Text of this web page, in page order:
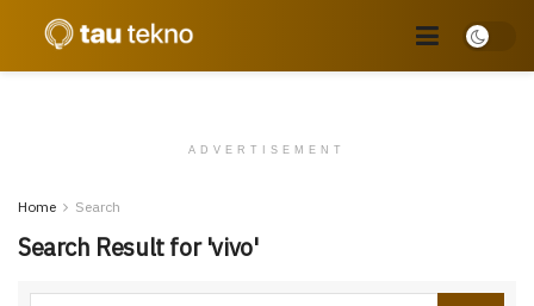
ADVERTISEMENT
Home Search
Search Result for 'vivo'